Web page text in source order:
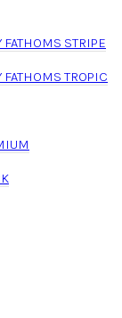
STRIPE
TROPIC